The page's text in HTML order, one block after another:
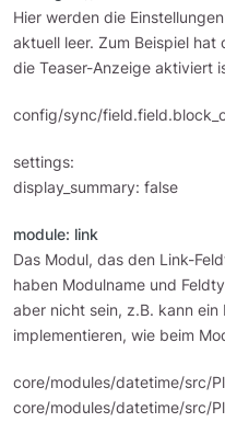
Hier werden die
aktuell leer. Zum Beispiel hat
die Teaser-Anzeige aktiviert
config/sync/
settings:
display_summary: false
module: link
Das Modul, das den Link-
haben Modulname und
aber nicht sein, z.B. kann
implementieren, wie beim
core/modules/datetime/src/
core/modules/datetime/src/